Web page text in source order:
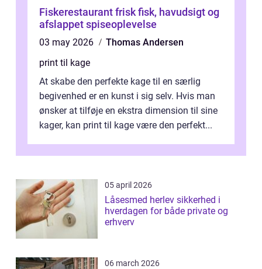
Fiskerestaurant frisk fisk, havudsigt og
afslappet spiseoplevelse
03 may 2026
Thomas Andersen
print til kage
At skabe den perfekte kage til en særlig
begivenhed er en kunst i sig selv. Hvis man
ønsker at tilføje en ekstra dimension til sine
kager, kan print til kage være den perfekt...
05 april 2026
Låsesmed herlev sikkerhed i
hverdagen for både private og
erhverv
06 march 2026